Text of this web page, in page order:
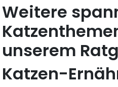
Weitere
unserem
Katzen-